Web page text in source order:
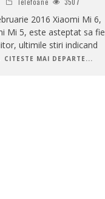
2016 Xiaomi Mi 6,
Mi 5, este asteptat sa fie
ultimile stiri indicand
CITESTE MAI DEPARTE...